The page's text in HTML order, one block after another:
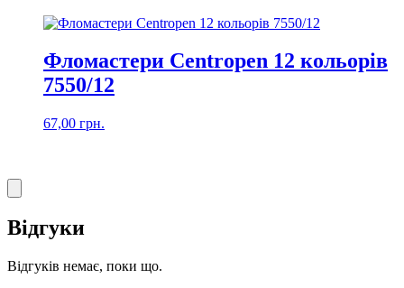
Фломастери Centropen 12 кольорів
7550/12
67,00 грн.
Відгуки
Відгуків немає, поки що.